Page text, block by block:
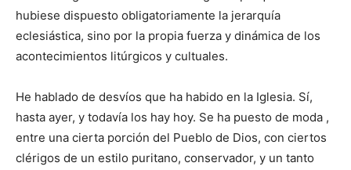
hubiese dispuesto obligatoriamente la jerarquía
eclesiástica, sino por la propia fuerza y dinámica de los
acontecimientos litúrgicos y cultuales.
He hablado de desvíos que ha habido en la Iglesia. Sí,
hasta ayer, y todavía los hay hoy. Se ha puesto de moda ,
entre una cierta porción del Pueblo de Dios, con ciertos
clérigos de un estilo puritano, conservador, y un tanto